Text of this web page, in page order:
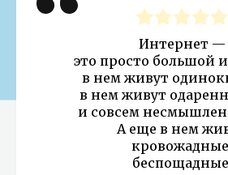
Интернет —
это просто большой
в нем живут
в нем живут
и совсем
А еще в нем